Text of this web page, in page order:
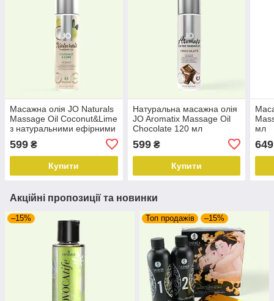
Масажна олія JO Naturals
Massage Oil Coconut&Lime
з натуральними ефірними
599 ₴
Купити
Натуральна масажна олія
JO Aromatix Massage Oil
Chocolate 120 мл
599₴
Купити
мл
649
Акційні пропозиції та новинки
–15% Топ продажів –15%